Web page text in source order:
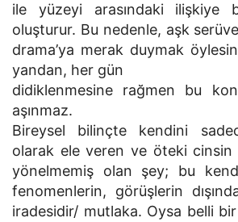
ile yüzeyi arasındaki ilişkiye
oluşturur. Bu nedenle, aşk
drama’ya merak duymak
yandan, her gün
didiklenmesine rağmen bu
aşınmaz.
Bireysel bilinçte kendini
olarak ele veren ve öteki
yönelmemiş olan şey; bu
fenomenlerin, görüşlerin
iradesidir/ mutlaka. Oysa belli